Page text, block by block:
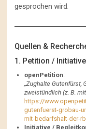
gesprochen wird.
Quellen &
1. Petition / Initiative
openPetition:
„Zughalte Gutenfürst,
zweistündlich (z. B.
https://
gutenfuerst-grobau-
mit-bedarfshalt-der-
Initiative /